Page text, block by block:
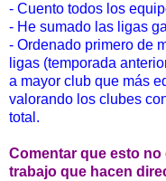
- Cuento todos los
- He sumado las ligas
- Ordenado primero de
ligas (temporada
a mayor club que más
valorando los clubes
total.
Comentar que esto no
trabajo que hacen